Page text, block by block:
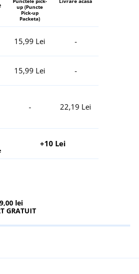
up (Puncte
Pick-up
Packeta)
15,99 Lei -
15,99 Lei -
- 22,19 Lei
+10 Lei
lei
GRATUIT